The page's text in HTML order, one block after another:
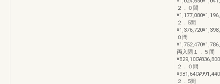
２．０間
２．5間
０間
両入隅１．５間
２．０間
２．5間